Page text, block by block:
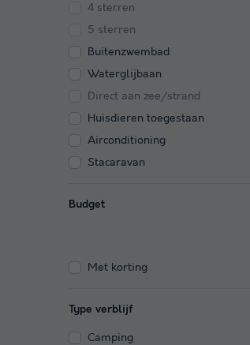
4 sterren
5 sterren
Buitenzwembad
Waterglijbaan
Direct aan zee/strand
Huisdieren toegestaan
Airconditioning
Stacaravan
Budget
Met korting
Type verblijf
Camping